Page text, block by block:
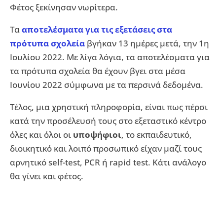
Φέτος ξεκίνησαν νωρίτερα.
Τααποτελέσματα για τις εξετάσεις στα
πρότυπα σχολεία βγήκαν 13 ημέρες μετά, την 1η
Ιουλίου 2022. Με λίγα λόγια, τα αποτελέσματα για
τα πρότυπα σχολεία θα έχουν βγει στα μέσα
Ιουνίου 2022 σύμφωνα με τα περσινά δεδομένα.
Τέλος, μια χρηστική πληροφορία, είναι πως πέρσι
κατά την προσέλευσή τους στο εξεταστικό κέντρο
όλες και όλοι οι υποψήφιοι, το εκπαιδευτικό,
διοικητικό και λοιπό προσωπικό είχαν μαζί τους
αρνητικό self-test, PCR ή rapid test. Κάτι ανάλογο
θα γίνει και φέτος.